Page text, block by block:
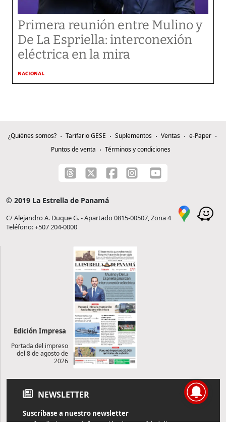
Primera reunión entre Mulino y
De La Espriella: interconexión
eléctrica en la mira
NACIONAL
¿Quiénes somos? Tarifario GESE Suplementos Ventas
e-Paper
Puntos de venta
Términos y condiciones
© 2019 La Estrella de Panamá
C/ Alejandro A. Duque G. - Apartado 0815-00507, Zona 4
Teléfono: +507 204-0000
Edición Impresa
Portada del impreso
del 8 de agosto de
2026
NEWSLETTER
Suscríbase a nuestro newsletter
Reciba diariamente información de actualidad directamente en